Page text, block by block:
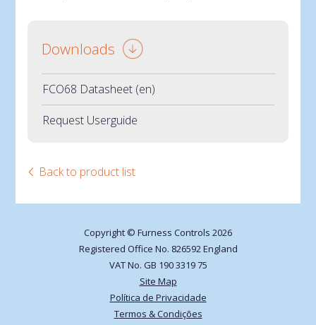
Downloads
FCO68 Datasheet (en)
Request Userguide
Back to product list
Copyright © Furness Controls 2026
Registered Office No. 826592 England
VAT No. GB 190 3319 75
Site Map
Política de Privacidade
Termos & Condições